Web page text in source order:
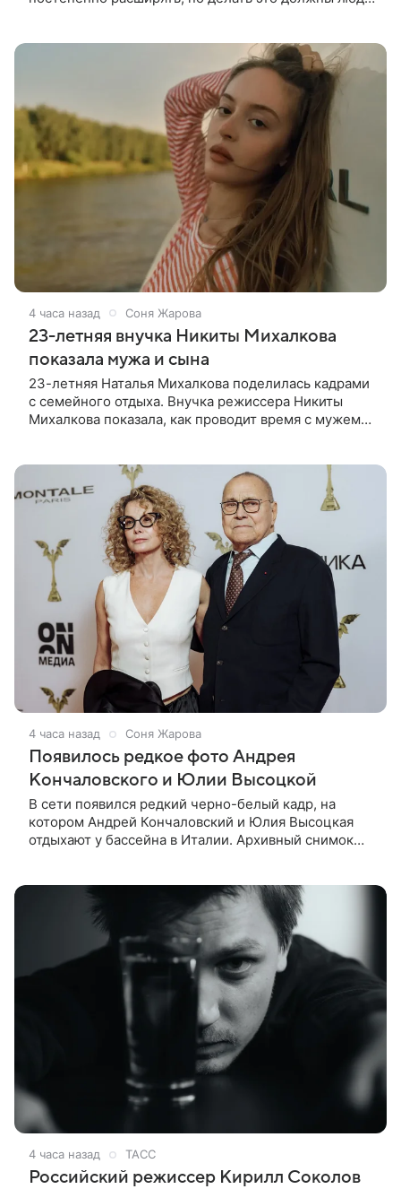
4 часа назад Соня Жарова
23-летняя внучка Никиты Михалкова
показала мужа и сына
23-летняя Наталья Михалкова поделилась кадрами
с семейного отдыха. Внучка режиссера Никиты
Михалкова показала, как проводит время с мужем
4 часа назад Соня Жарова
Появилось редкое фото Андрея
Кончаловского и Юлии Высоцкой
В сети появился редкий черно-белый кадр, на
котором Андрей Кончаловский и Юлия Высоцкая
отдыхают у бассейна в Италии. Архивный снимок
4 часа назад ТАСС
Российский режиссер Кирилл Соколов